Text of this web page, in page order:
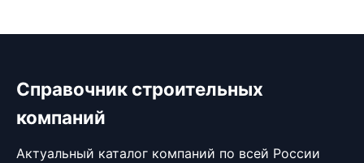
Справочник строительных
компаний
Актуальный каталог компаний по всей России